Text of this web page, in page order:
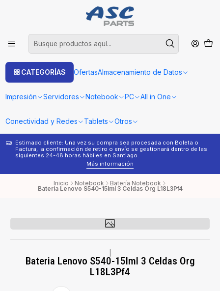
CATEGORÍAS OfertasAlmacenamiento de Datos
Impresión Servidores Notebook PC All in One
Conectividad y Redes Tablets Otros
Estimado cliente: Una vez su compra sea procesada con Boleta o
Factura, la confirmación de retiro o envío se gestionará dentro de las
siguientes 24-48 horas hábiles en Santiago.
Más información
Inicio Notebook Batería Notebook
Bateria Lenovo S540-15Iml 3 Celdas Org L18L3Pf4
Bateria Lenovo S540-15Iml 3 Celdas Org
L18L3Pf4